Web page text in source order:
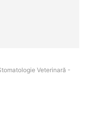
Veterinară -